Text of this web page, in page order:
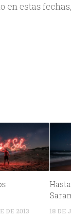
en estas
DE 2013 18 DE